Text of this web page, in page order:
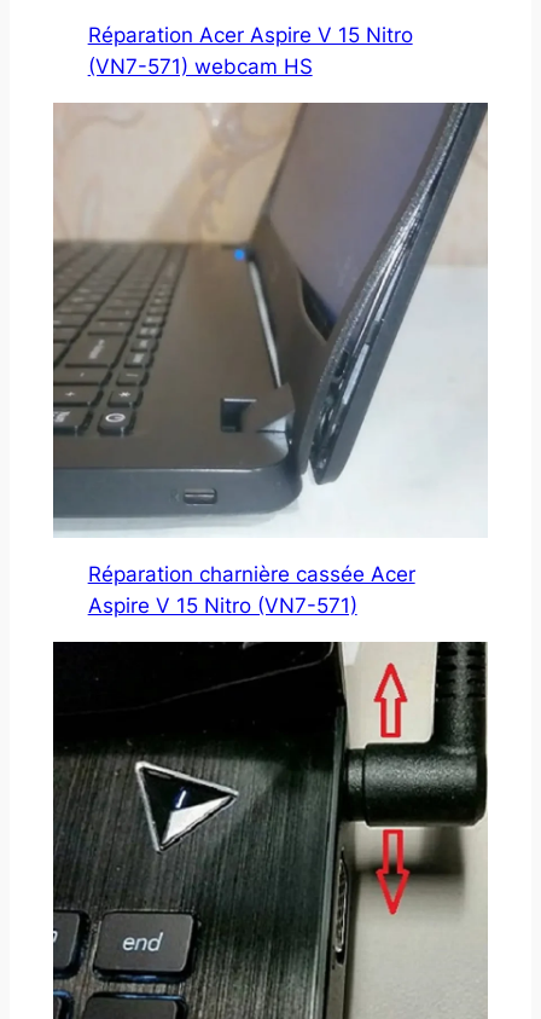
Réparation Acer Aspire V 15 Nitro
(VN7-571) webcam HS
Réparation charnière cassée Acer
Aspire V 15 Nitro (VN7-571)